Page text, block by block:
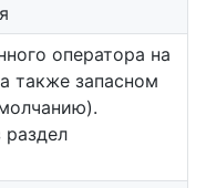
оператора на
также запасном
раздел